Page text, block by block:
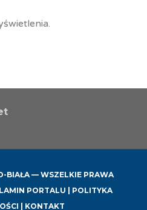
BIAŁA — WSZELKIE PRAWA
PORTALU
POLITYKA
KONTAKT